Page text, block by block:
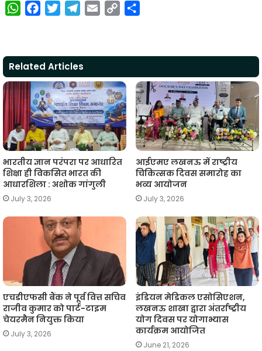
W
t
s
A
p
p
e
b
o
o
k
t
t
e
r
e
g
r
a
m
i
y
i
n
k
r
Related Articles
भारतीय ज्ञान परंपरा पर आधारित
शिक्षा ही विकसित भारत की
आधारशिला : अशोक गांगुली
July 3, 2026
आईएमए लखनऊ में राष्ट्रीय
चिकित्सक दिवस समारोह का
भव्य आयोजन
July 3, 2026
एचडीएफसी बैंक ने पूर्व वित्त सचिव
राजीव कुमार को पार्ट-टाइम
चेयरमैन नियुक्त किया
July 3, 2026
इंडियन मेडिकल एसोसिएशन,
लखनऊ शाखा द्वारा अंतर्राष्ट्रीय
योग दिवस पर योगाभ्यास
कार्यक्रम आयोजित
June 21, 2026